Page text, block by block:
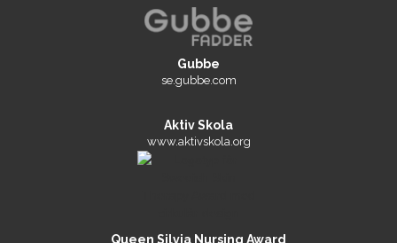
Gubbe
se.gubbe.com
Aktiv Skola
www.aktivskola.org
Queen Silvia Nursing Award